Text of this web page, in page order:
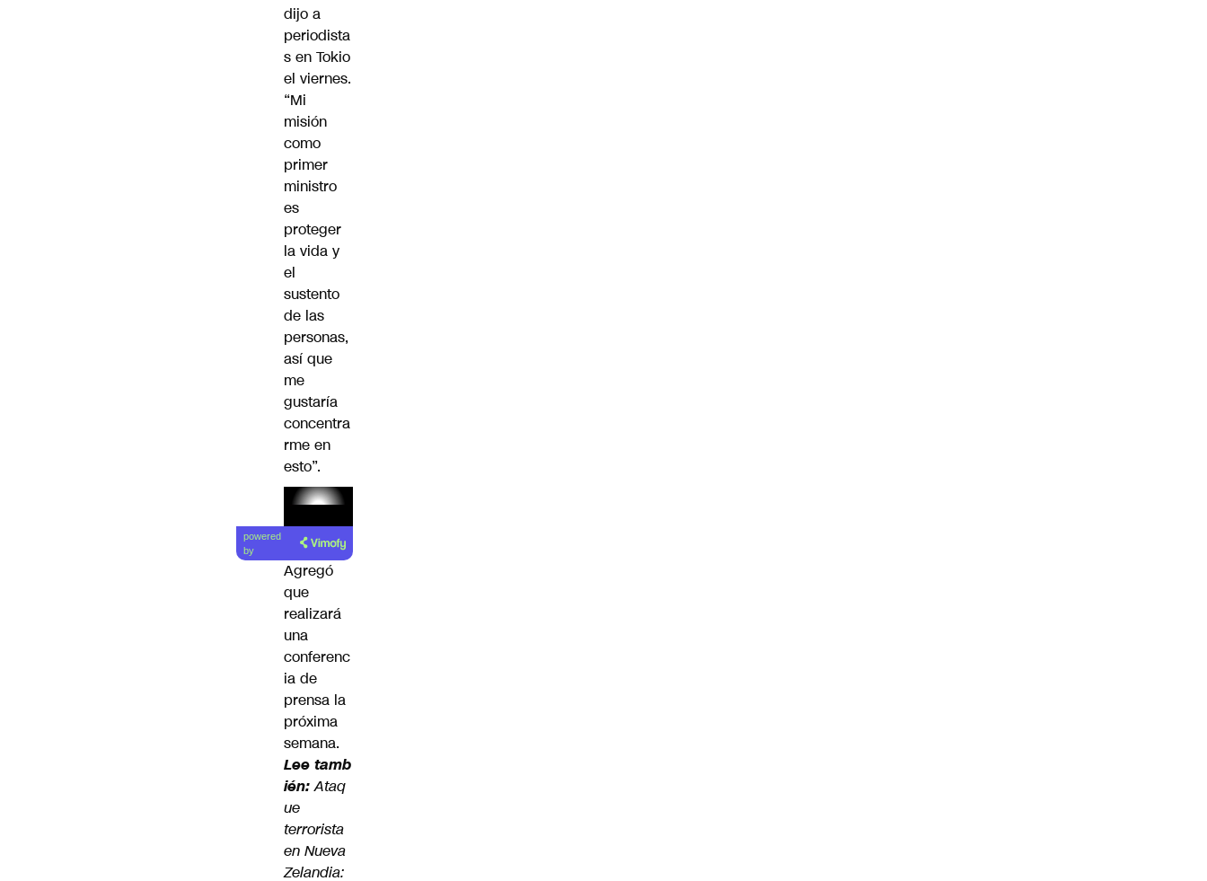
dijo a
periodista
s en Tokio
el viernes.
“Mi
misión
como
primer
ministro
es
proteger
la vida y
el
sustento
de las
personas,
así que
me
gustaría
concentra
rme en
esto”.
Lea el
artículo
powered
by
Agregó
que
realizará
una
conferenc
ia de
prensa la
próxima
semana.
Lee tamb
ién:Ataq
ue
terrorista
en Nueva
Zelandia: